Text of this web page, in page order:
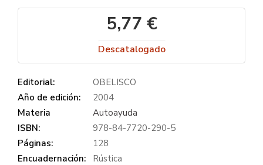
5,77 €
Descatalogado
Editorial:
OBELISCO
Año de edición:
2004
Materia
Autoayuda
ISBN:
978-84-7720-290-5
Páginas:
128
Encuadernación:
Rústica